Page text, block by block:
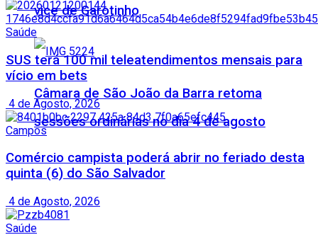
vice de Garotinho
Câmara de São João da Barra retoma
sessões ordinárias no dia 4 de agosto
Saúde
SUS terá 100 mil teleatendimentos mensais para
vício em bets
4 de Agosto, 2026
Campos
Comércio campista poderá abrir no feriado desta
quinta (6) do São Salvador
4 de Agosto, 2026
Saúde